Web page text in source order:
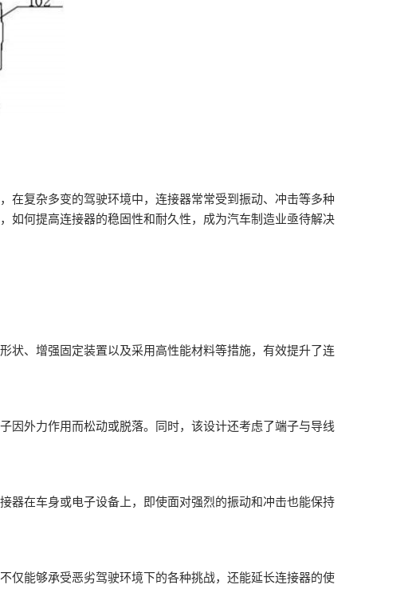
在复杂多变的驾驶环境中，连接器常常受到振动、冲击等多种
如何提高连接器的稳固性和耐久性，成为汽车制造业亟待解决
状、增强固定装置以及采用高性能材料等措施，有效提升了连
因外力作用而松动或脱落。同时，该设计还考虑了端子与导线
器在车身或电子设备上，即使面对强烈的振动和冲击也能保持
仅能够承受恶劣驾驶环境下的各种挑战，还能延长连接器的使